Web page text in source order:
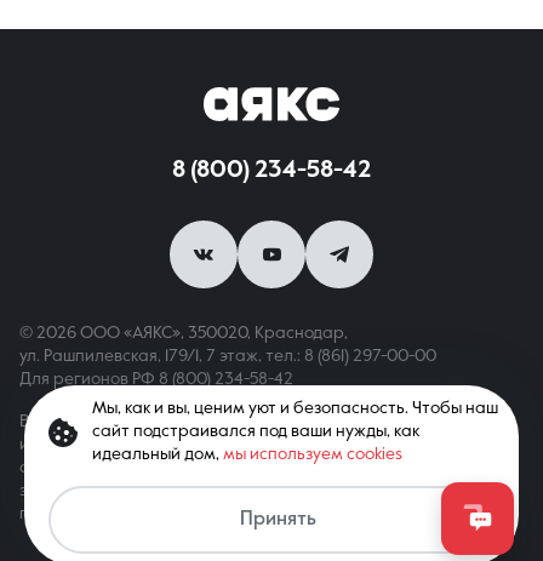
Связаться с агентом
8 (800) 234-58-42
© 2026 ООО «АЯКС», 350020, Краснодар,
ул. Рашпилевская, 179/1, 7 этаж, тел.: 8 (861) 297-00-00
Для регионов РФ 8 (800) 234-58-42
Вся информация, опубликованная на сайте, носит только
информационный характер и не является публичной офертой,
определяемой положениями ст. 437 ГК РФ. Все права
защищены. При копировании материалов с сайта
гиперссылка обязательна
Мы, как и вы, ценим уют и безопасность. Чтобы наш
сайт подстраивался под ваши нужды, как
идеальный дом, мы используем cookies
Принять